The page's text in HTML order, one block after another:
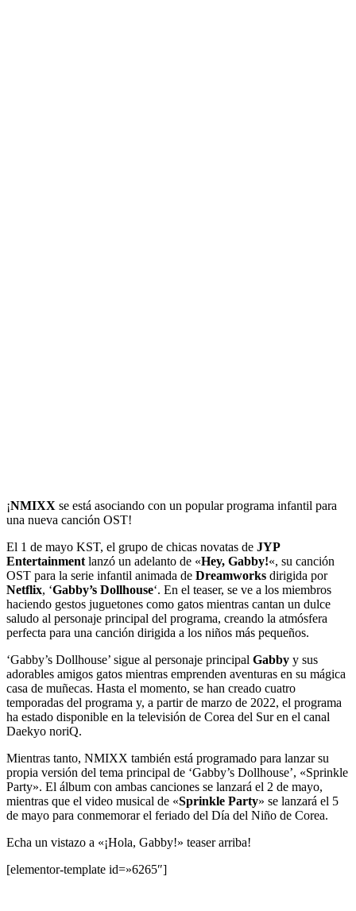
¡NMIXX se está asociando con un popular programa infantil para
una nueva canción OST!
El 1 de mayo KST, el grupo de chicas novatas de JYP
Entertainment lanzó un adelanto de «Hey, Gabby!«, su canción
OST para la serie infantil animada de Dreamworks dirigida por
Netflix, ‘Gabby’s Dollhouse‘. En el teaser, se ve a los miembros
haciendo gestos juguetones como gatos mientras cantan un dulce
saludo al personaje principal del programa, creando la atmósfera
perfecta para una canción dirigida a los niños más pequeños.
‘Gabby’s Dollhouse’ sigue al personaje principal Gabby y sus
adorables amigos gatos mientras emprenden aventuras en su mágica
casa de muñecas. Hasta el momento, se han creado cuatro
temporadas del programa y, a partir de marzo de 2022, el programa
ha estado disponible en la televisión de Corea del Sur en el canal
Daekyo noriQ.
Mientras tanto, NMIXX también está programado para lanzar su
propia versión del tema principal de ‘Gabby’s Dollhouse’, «Sprinkle
Party». El álbum con ambas canciones se lanzará el 2 de mayo,
mientras que el video musical de «Sprinkle Party» se lanzará el 5
de mayo para conmemorar el feriado del Día del Niño de Corea.
Echa un vistazo a «¡Hola, Gabby!» teaser arriba!
[elementor-template id=»6265″]